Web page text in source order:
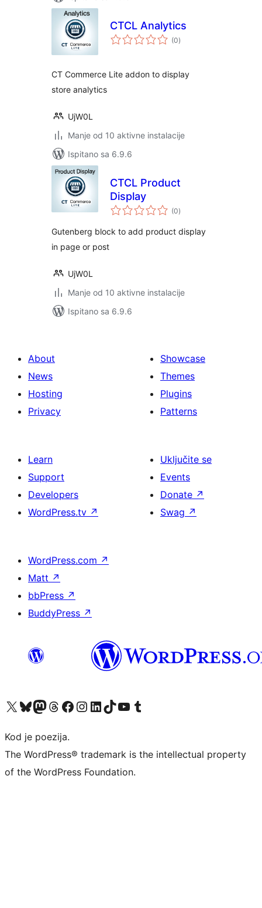
CTCL Analytics
(0ukupna
ocijena
)
CT Commerce Lite addon to display
store analytics
UjW0L
Manje od 10 aktivne instalacije
Ispitano sa 6.9.6
CTCL Product
Display
(0ukupna
ocijena
)
Gutenberg block to add product display
in page or post
UjW0L
Manje od 10 aktivne instalacije
Ispitano sa 6.9.6
About
News
Hosting
Privacy
Showcase
Themes
Plugins
Patterns
Learn
Support
Developers
WordPress.tv ↗
Uključite se
Events
Donate ↗
Swag ↗
WordPress.com ↗
Matt ↗
bbPress ↗
BuddyPress ↗
Visit our X (formerly Twitter) account
Visit our Bluesky account
Visit our Mastodon account
Visit our Threads account
Visit our Facebook page
Visit our Instagram account
Visit our LinkedIn account
Visit our TikTok account
Visit our YouTube channel
Visit our Tumblr account
Kod je poezija.
The WordPress® trademark is the intellectual property
of the WordPress Foundation.